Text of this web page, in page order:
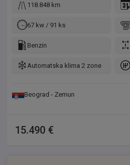
118.848 km
67 kw / 91 ks
Benzin
Automatska klima 2 zone
Beograd - Zemun
15.490 €